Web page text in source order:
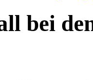
bei